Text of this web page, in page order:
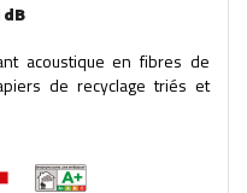
acoustique en fibres de
de recyclage triés et